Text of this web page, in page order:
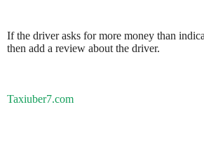
If the driver asks for more money than
then add a review about the driver.
Taxiuber7.com